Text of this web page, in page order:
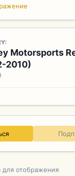
Motorsports
2010)
отображения